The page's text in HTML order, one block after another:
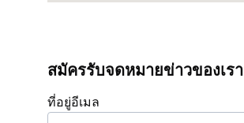
ที่อยู่อีเมล
สมัครรับจดหมายข่าวของเรา